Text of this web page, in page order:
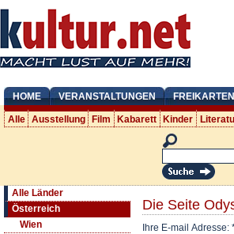
HOME VERANSTALTUNGEN FREIKARTEN
Alle Ausstellung Film Kabarett Kinder
Alle Länder
Österreich
Wien
Die Seite
Ihre E-mail Adresse: